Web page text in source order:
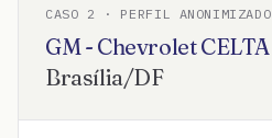
CASO 2 · PERFIL ANONIMIZADO
GM - ChevroletCELTA
Brasília/DF